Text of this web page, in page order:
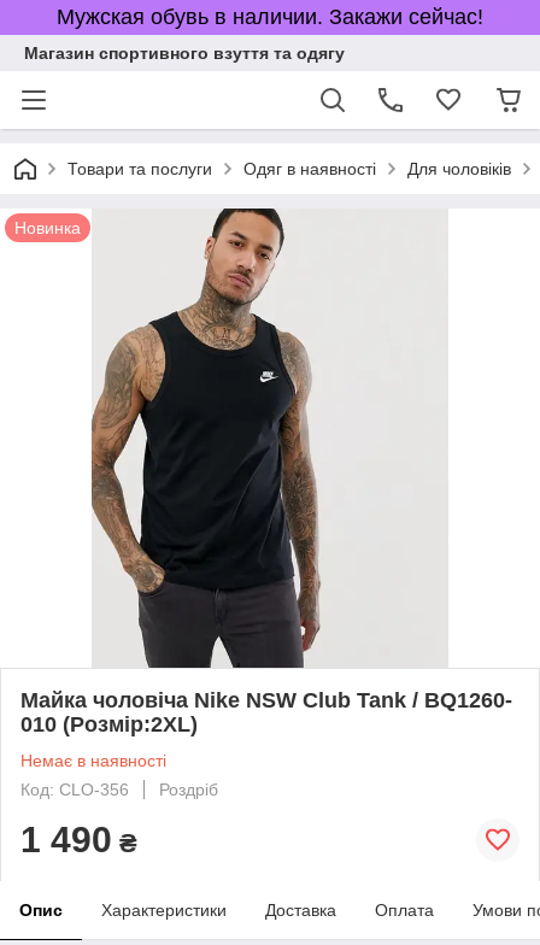
Мужская обувь в наличии. Закажи сейчас!
Магазин спортивного взуття та одягу
Товари та послуги Одяг в наявності Для чоловіків
Новинка
Майка чоловіча Nike NSW Club Tank / BQ1260-
010 (Розмір:2XL)
Немає в наявності
Код: CLO-356
Роздріб
1 490 ₴
Опис Характеристики Доставка Оплата Умови